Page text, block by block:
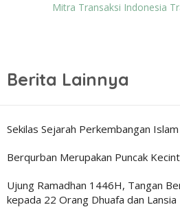
Mitra Transaksi Indonesia
Berita Lainnya
Sekilas Sejarah Perkembangan
Berqurban Merupakan Puncak
Ujung Ramadhan 1446H, Tangan
kepada 22 Orang Dhuafa dan Lansia